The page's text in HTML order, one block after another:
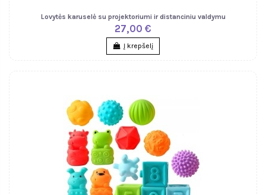
Lovytės karuselė su projektoriumi ir distanciniu valdymu
27,00 €
Į krepšelį